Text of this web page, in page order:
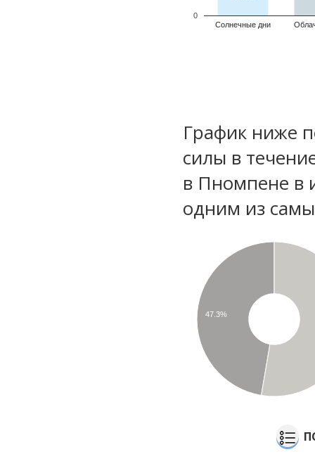
Солнечные дни
0
График ниже
силы в
в Пномпене в
одним из
47.3%